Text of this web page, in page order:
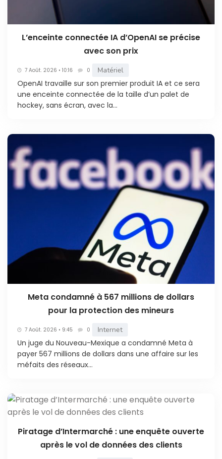
L’enceinte connectée IA d’OpenAI se précise
avec son prix
7 Août. 2026 • 10:16 0 Matériel
OpenAI travaille sur son premier produit IA et ce sera
une enceinte connectée de la taille d’un palet de
hockey, sans écran, avec la...
Meta condamné à 567 millions de dollars
pour la protection des mineurs
7 Août. 2026 • 9:45 0 Internet
Un juge du Nouveau-Mexique a condamné Meta à
payer 567 millions de dollars dans une affaire sur les
méfaits des réseaux...
Piratage d’Intermarché : une enquête ouverte
après le vol de données des clients